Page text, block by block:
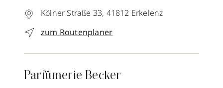
Kölner Straße 33, 41812 Erkelenz
zum Routenplaner
Parfümerie Becker